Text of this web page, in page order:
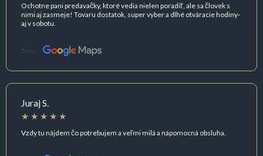
Ochotne pani predavačky, ktoré vedia nielen poradiť, ale sa človek s
nimi aj zasmeje! Tovaru dostatok, super vyber a dlhé otváracie hodiny-
aj v sobotu.
Zdroj:
Juraj S.
Vzdy tu nájdem čo potrebujem a veľmi milá a nápomocná obsluha.